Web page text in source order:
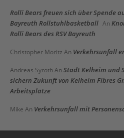
Rolli Bears freuen sich über Spende
Bayreuth Rollstuhlbasketball An
Rolli Bears des RSV Bayreuth
Christopher Moritz An Verkehrsunfall
Andreas Syroth An Stadt Kelheim und
sichern Zukunft von Kelheim Fibres
Arbeitsplätze
Mike An Verkehrsunfall mit